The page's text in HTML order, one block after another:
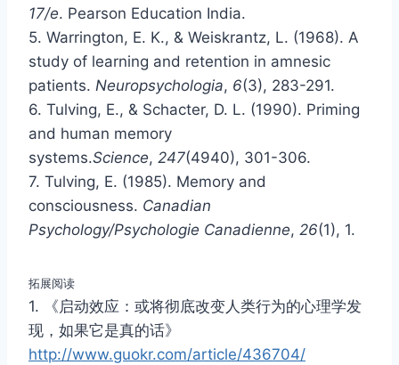
17/e. Pearson Education India.
5. Warrington, E. K., & Weiskrantz, L. (1968). A
study of learning and retention in amnesic
patients. Neuropsychologia, 6(3), 283-291.
6. Tulving, E., & Schacter, D. L. (1990). Priming
and human memory
systems.Science, 247(4940), 301-306.
7. Tulving, E. (1985). Memory and
consciousness. Canadian
Psychology/Psychologie Canadienne, 26(1), 1.
拓展阅读
1. 《启动效应：或将彻底改变人类行为的心理学发
现，如果它是真的话》
http://www.guokr.com/article/436704/